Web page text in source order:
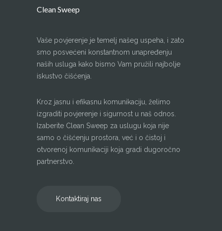
Clean Sweep
Vaše povjerenje je temelj našeg uspeha, i zato
smo posvećeni konstantnom unapređenju
naših usluga kako bismo Vam pružili najbolje
iskustvo čišćenja.
Kroz jasnu i efikasnu komunikaciju, želimo
izgraditi povjerenje i sigurnost u naš odnos.
Izaberite Clean Sweep za uslugu koja nije
samo o čišćenju prostora, već i o čistoj i
otvorenoj komunikaciji koja gradi dugoročno
partnerstvo.
Kontaktiraj nas